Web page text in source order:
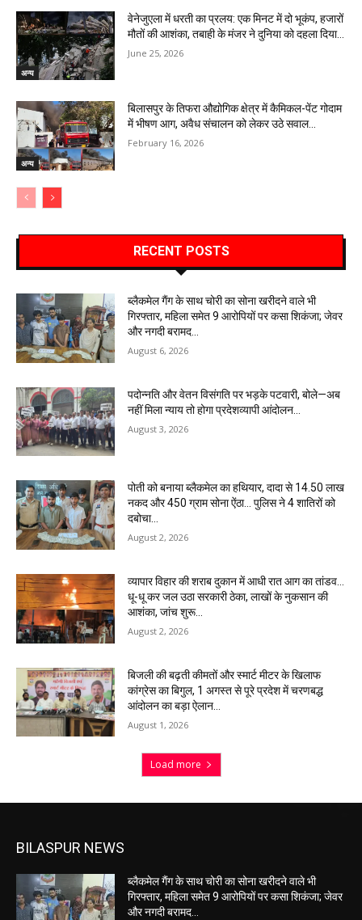
अन्य
वेनेजुएला में धरती का प्रलय: एक मिनट में दो भूकंप, हजारों
मौतों की आशंका, तबाही के मंजर ने दुनिया को दहला दिया…
June 25, 2026
अन्य
बिलासपुर के तिफरा औद्योगिक क्षेत्र में कैमिकल-पेंट गोदाम
में भीषण आग, अवैध संचालन को लेकर उठे सवाल…
February 16, 2026
RECENT POSTS
ब्लैकमेल गैंग के साथ चोरी का सोना खरीदने वाले भी
गिरफ्तार, महिला समेत 9 आरोपियों पर कसा शिकंजा; जेवर
और नगदी बरामद…
August 6, 2026
पदोन्नति और वेतन विसंगति पर भड़के पटवारी, बोले—अब
नहीं मिला न्याय तो होगा प्रदेशव्यापी आंदोलन…
August 3, 2026
पोती को बनाया ब्लैकमेल का हथियार, दादा से 14.50 लाख
नकद और 450 ग्राम सोना ऐंठा… पुलिस ने 4 शातिरों को
दबोचा…
August 2, 2026
व्यापार विहार की शराब दुकान में आधी रात आग का तांडव…
धू-धू कर जल उठा सरकारी ठेका, लाखों के नुकसान की
आशंका, जांच शुरू…
August 2, 2026
बिजली की बढ़ती कीमतों और स्मार्ट मीटर के खिलाफ
कांग्रेस का बिगुल, 1 अगस्त से पूरे प्रदेश में चरणबद्ध
आंदोलन का बड़ा ऐलान…
August 1, 2026
Load more
BILASPUR NEWS
ब्लैकमेल गैंग के साथ चोरी का सोना खरीदने वाले भी
गिरफ्तार, महिला समेत 9 आरोपियों पर कसा शिकंजा; जेवर
और नगदी बरामद…